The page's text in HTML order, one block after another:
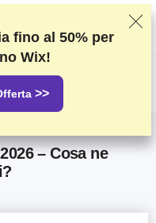
rigorosi, ma teniamo
nostri accordi commerciali con
link di affiliazione. Informativa
US$
– Cosa ne
fino al 50% per
Wix!
>>